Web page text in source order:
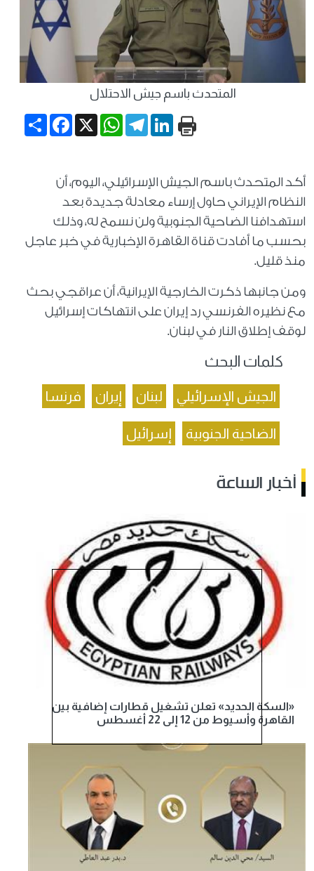
المتحدث باسم جيش الاحتلال
Share
Facebook X
WhatsApp
TelegramLinkedIn
أكد المتحدث باسم الجيش الإسرائيلي، اليوم، أن
النظام الإيراني حاول إرساء معادلة جديدة بعد
استهدافنا الضاحية الجنوبية ولن نسمح له، وذلك
بحسب ما أفادت قناة القاهرة الإخبارية في خبر عاجل
منذ قليل.
ومن جانبها ذكرت الخارجية الإيرانية، أن عراقجي بحث
مع نظيره الفرنسي رد إيران على انتهاكات إسرائيل
لوقف إطلاق النار في لبنان.
كلمات البحث
الجيش الإسرائيلي لبنان إيران فرنسا
الضاحية الجنوبية إسرائيل
أخبار الساعة
«السكة الحديد» تعلن تشغيل قطارات إضافية بين
القاهرة وأسيوط من 12 إلى 22 أغسطس